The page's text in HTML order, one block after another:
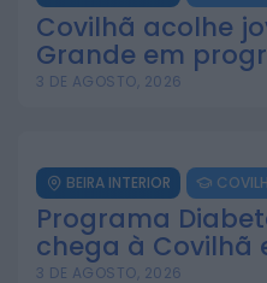
Covilhã acolhe
Grande em
3 DE AGOSTO, 2026
BEIRA INTERIOR
Programa
chega à Covilhã
3 DE AGOSTO, 2026